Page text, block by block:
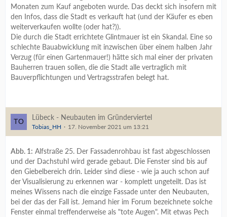
Monaten zum Kauf angeboten wurde. Das deckt sich insofern mit
den Infos, dass die Stadt es verkauft hat (und der Käufer es eben
weiterverkaufen wollte (oder hat?)).
Die durch die Stadt errichtete Glintmauer ist ein Skandal. Eine so
schlechte Bauabwicklung mit inzwischen über einem halben Jahr
Verzug (für einen Gartenmauer!) hätte sich mal einer der privaten
Bauherren trauen sollen, die die Stadt alle vertraglich mit
Bauverpflichtungen und Vertragsstrafen belegt hat.
Lübeck - Neubauten im Gründerviertel
Tobias_HH 17. November 2021 um 13:21
Abb. 1: Alfstraße 25. Der Fassadenrohbau ist fast abgeschlossen
und der Dachstuhl wird gerade gebaut. Die Fenster sind bis auf
den Giebelbereich drin. Leider sind diese - wie ja auch schon auf
der Visualisierung zu erkennen war - komplett ungeteilt. Das ist
meines Wissens nach die einzige Fassade unter den Neubauten,
bei der das der Fall ist. Jemand hier im Forum bezeichnete solche
Fenster einmal treffenderweise als "tote Augen". Mit etwas Pech